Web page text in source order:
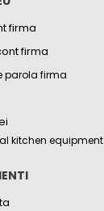
firma
firma
parola firma
kitchen equipment